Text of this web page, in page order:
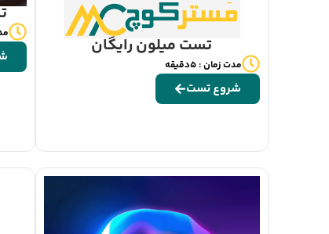
تست میلون رایگان
مدت زمان : 5دقیقه
شروع تست